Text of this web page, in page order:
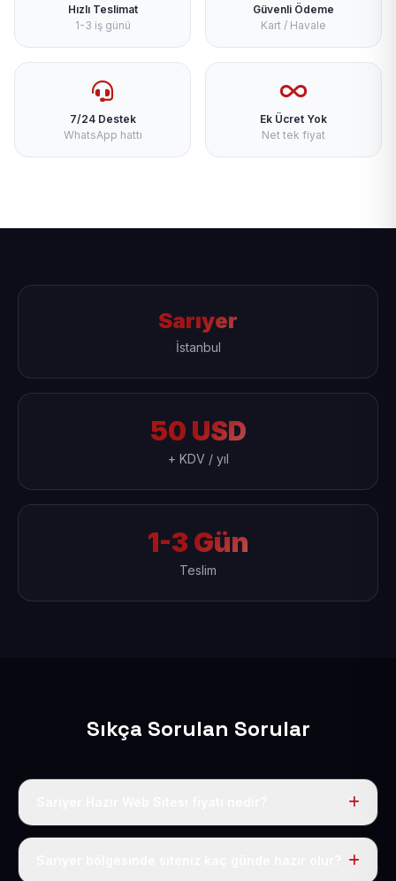
Hızlı Teslimat
1-3 iş günü
Güvenli Ödeme
Kart / Havale
7/24 Destek
WhatsApp hattı
Ek Ücret Yok
Net tek fiyat
Sarıyer
İstanbul
50 USD
+ KDV / yıl
1-3 Gün
Teslim
Sıkça Sorulan Sorular
Tek fiyat uygulanır: yıllık 50 USD + KDV. Bu bedele alan